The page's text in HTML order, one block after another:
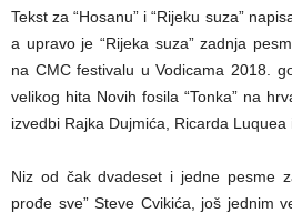
Tekst za “Hosanu” i “Rijeku suza”
a upravo je “Rijeka suza” zadnja
na CMC festivalu u Vodicama 2018.
velikog hita Novih fosila “Tonka” na
izvedbi Rajka Dujmića, Ricarda Luquea
Niz od čak dvadeset i jedne pesme
prođe sve” Steve Cvikića, još jednim